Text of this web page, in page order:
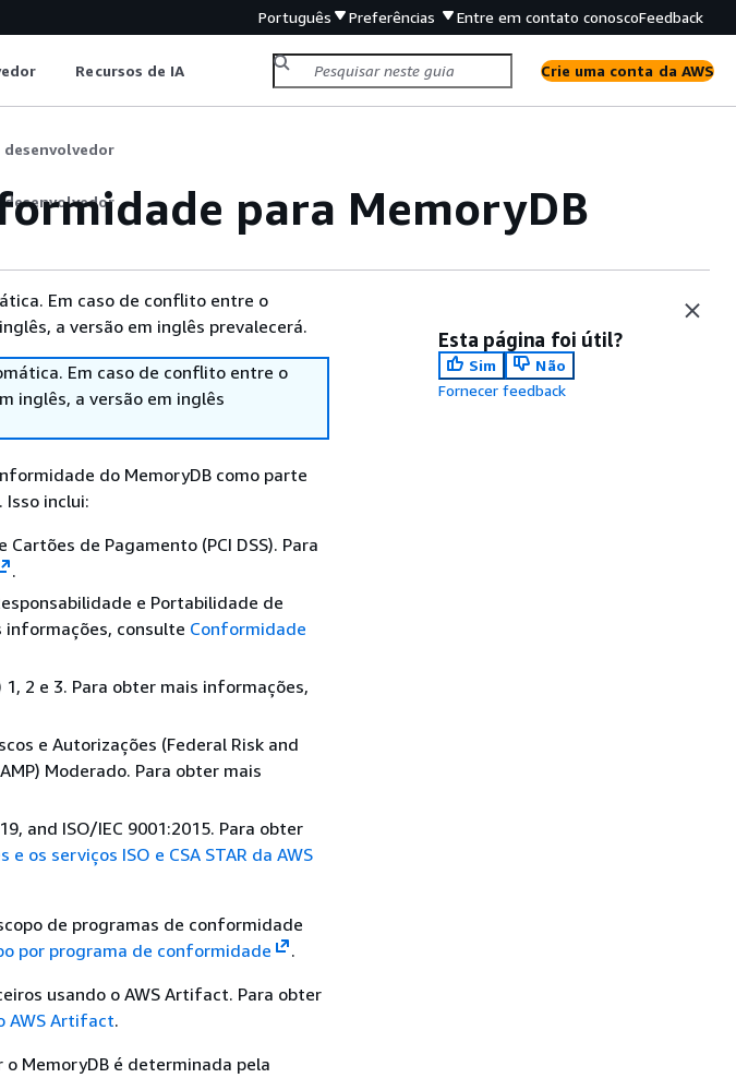
Português Preferências Entre em contato conoscoFeedback
Recursos de IA Crie uma conta da AWS
desenvolvedor
desenvolvedor para MemoryDB
Em caso de conflito entre o
a versão em inglês prevalecerá.
Em caso de conflito entre o
inglês, a versão em inglês
do MemoryDB como parte
Isso inclui:
de Pagamento (PCI DSS). Para
.
e Portabilidade de
informações, consulte Conformidade
2 e 3. Para obter mais informações,
e Autorizações (Federal Risk and
Moderado. Para obter mais
and ISO/IEC 9001:2015. Para obter
e os serviços ISO e CSA STAR da AWS
de programas de conformidade
por programa de conformidade
.
usando o AWS Artifact. Para obter
AWS Artifact.
MemoryDB é determinada pela
Esta página foi útil?
Sim
Não
Fornecer feedback